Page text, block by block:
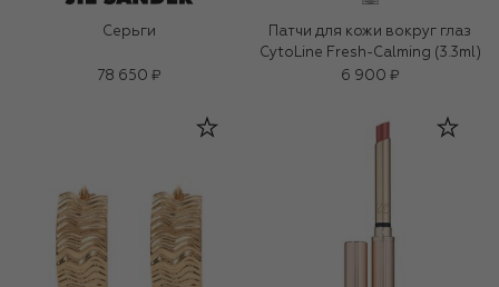
Серьги
78 650 ₽
Патчи для кожи вокруг глаз
CytoLine Fresh-Calming (3.3ml)
6 900 ₽